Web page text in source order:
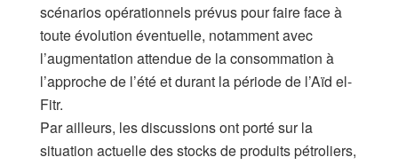
scénarios opérationnels prévus pour faire face à
toute évolution éventuelle, notamment avec
l’augmentation attendue de la consommation à
l’approche de l’été et durant la période de l’Aïd el-
Fitr.
Par ailleurs, les discussions ont porté sur la
situation actuelle des stocks de produits pétroliers,